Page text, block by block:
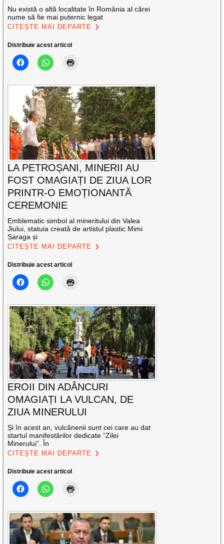
Nu există o altă localitate în România al cărei
nume să fie mai puternic legat
CITEȘTE MAI DEPARTE
Distribuie acest articol
LA PETROȘANI, MINERII AU
FOST OMAGIAȚI DE ZIUA LOR
PRINTR-O EMOȚIONANTĂ
CEREMONIE
Emblematic simbol al mineritului din Valea
Jiului, statuia creată de artistul plastic Mimi
Șaraga și
CITEȘTE MAI DEPARTE
Distribuie acest articol
EROII DIN ADÂNCURI
OMAGIAȚI LA VULCAN, DE
ZIUA MINERULUI
Și în acest an, vulcănenii sunt cei care au dat
startul manifestărilor dedicate ”Zilei
Minerului”. În
CITEȘTE MAI DEPARTE
Distribuie acest articol